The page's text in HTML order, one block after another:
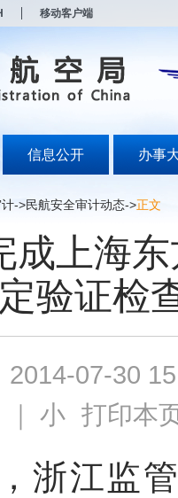
移动客户端
信息公开 办事
->民航安全审计动态->正文
成上海
验证检
2014-07-30
｜小 打印本
江监管